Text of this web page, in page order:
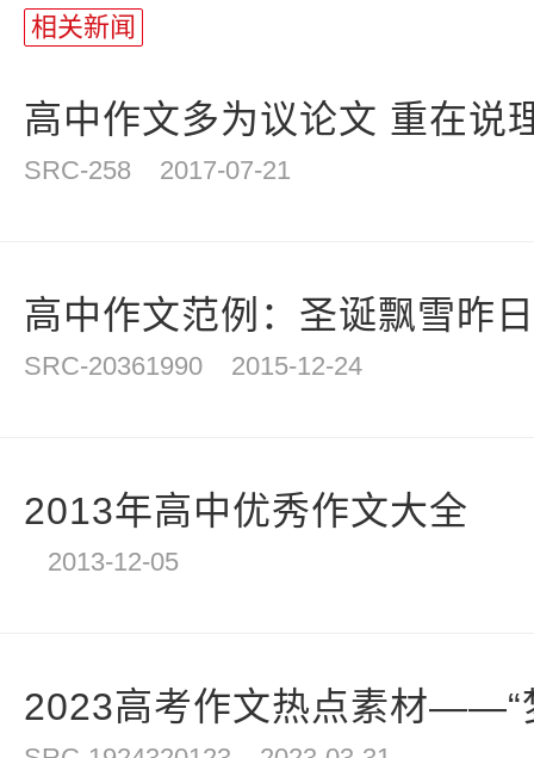
相关新闻
高中作文多为议论文 重在说
SRC-258 2017-07-21
高中作文范例：圣诞飘雪昨
SRC-20361990 2015-12-24
2013年高中优秀作文大全
2013-12-05
2023高考作文热点素材——“